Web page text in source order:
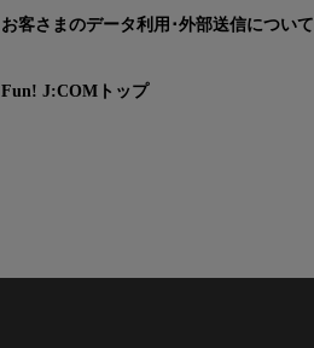
お客さまのデータ利用･外部送信について
Fun! J:COMトップ